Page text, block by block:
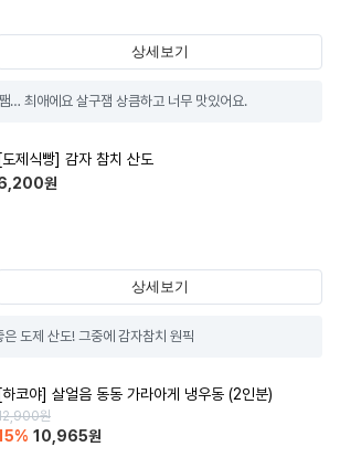
상세보기
… 최애에요 살구잼 상큼하고 너무 맛있어요.
[도제식빵] 감자 참치 산도
원
상세보기
도제 산도! 그중에 감자참치 원픽
[하코야] 살얼음 동동 가라아게 냉우동 (2인분)
원
% 10,965원